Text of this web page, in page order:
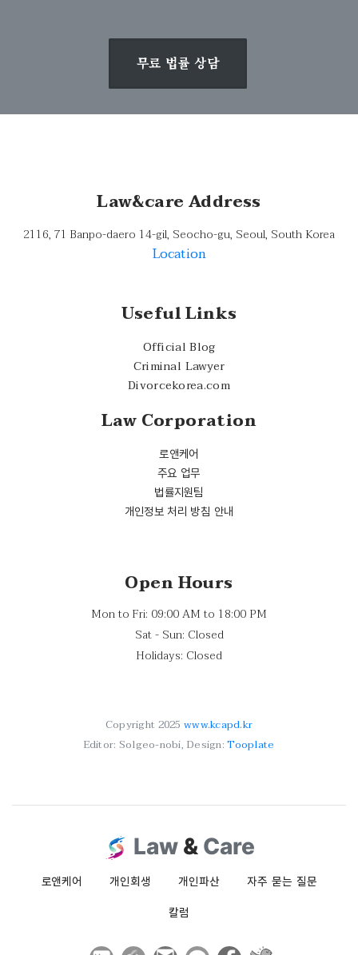
무료 법률 상담
Law&care Address
2116, 71 Banpo-daero 14-gil, Seocho-gu, Seoul, South Korea
Location
Useful Links
Official Blog
Criminal Lawyer
Divorcekorea.com
Law Corporation
로앤케어
주요 업무
법률지원팀
개인정보 처리 방침 안내
Open Hours
Mon to Fri: 09:00 AM to 18:00 PM
Sat - Sun: Closed
Holidays: Closed
Copyright 2025www.kcapd.kr
Editor: Solgeo-nobi, Design:Tooplate
Law & Care
로앤케어 개인회생 개인파산 자주 묻는 질문
칼럼